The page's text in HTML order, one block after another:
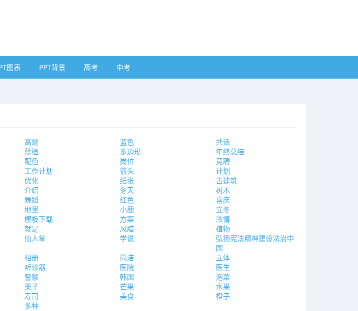
图表 PPT背景 高考 中考
高端 蓝色
共话
蓝橙 多边形
年终总结
配色 岗位
竞聘
工作计划 箭头
计划
优化 纸张
古建筑
介绍 冬天
树木
舞蹈 红色
喜庆
地里 小鹿
立冬
模板下载 方案
浓情
就是 风腊
植物
仙人掌 学说
弘扬宪法精神建设法治中
国
相册 简洁
立体
听诊器 医院
医生
警察 韩国
泡菜
栗子 芒果
水果
寿司 美食
橙子
多种